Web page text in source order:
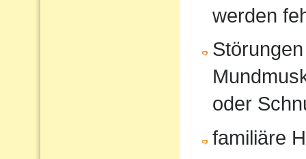
werden
oder
familiäre